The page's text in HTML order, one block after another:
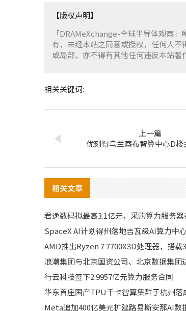
【版权声明】
「DRAMeXchange-全球半导体观察
有，未经本站之同意或授权，任何人
或局部，亦不得有其他任何违反本站著
相关关键词:
上一篇
优刻得乌兰察布智算中心D楼
相关文章
君逸数码拟最高3.1亿元，采购算力服务
SpaceX AI计划得州落地吉瓦级AI算力中心
AMD推出Ryzen 7 7700X3D处理器，搭
浪潮集团与北京国资公司、北京数据集团
行云科技签下2.9957亿元算力服务合同
华东首座国产TPU千卡智算集群于杭州落
Meta追加400亿美元扩建路易斯安那AI数